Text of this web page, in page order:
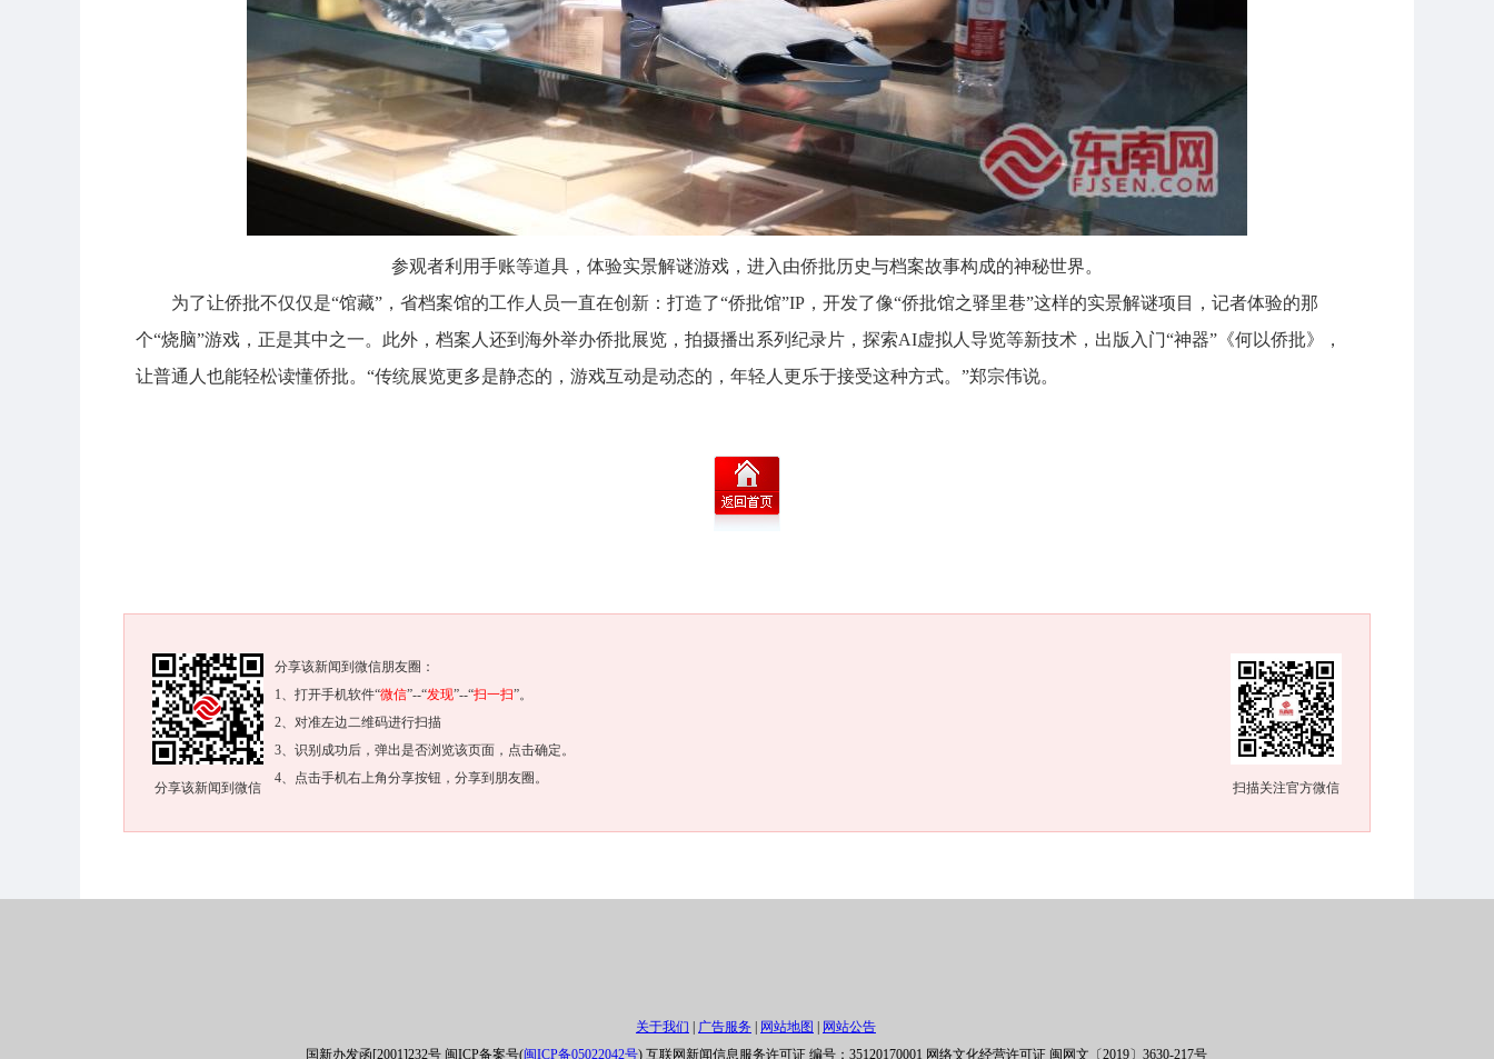
参观者利用手账等道具，体验实景解谜游戏，进入由侨批历史与档案故事构成的神秘世界。
为了让侨批不仅仅是“馆藏”，省档案馆的工作人员一直在创新：打造了“侨批馆”IP，开发了像“侨批馆之驿里巷”这样的实景解谜项目，记者体验的那
个“烧脑”游戏，正是其中之一。此外，档案人还到海外举办侨批展览，拍摄播出系列纪录片，探索AI虚拟人导览等新技术，出版入门“神器”《何以侨批》，
让普通人也能轻松读懂侨批。“传统展览更多是静态的，游戏互动是动态的，年轻人更乐于接受这种方式。”郑宗伟说。
扫描关注官方微信
分享该新闻到微信
分享该新闻到微信朋友圈：
1、打开手机软件“微信”--“发现”--“扫一扫”。
2、对准左边二维码进行扫描
3、识别成功后，弹出是否浏览该页面，点击确定。
4、点击手机右上角分享按钮，分享到朋友圈。